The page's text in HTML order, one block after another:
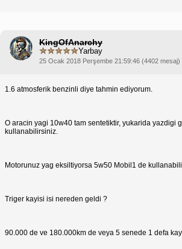
KingOfAnarchy
Yarbay
25 Ocak 2018 Perşembe 21:59:46 (4402 mesaj)
1.6 atmosferik benzinli diye tahmin ediyorum.
O aracin yagi 10w40 tam sentetiktir, yukarida yazdigi
kullanabilirsiniz.
Motorunuz yag eksiltiyorsa 5w50 Mobil1 de
Triger kayisi isi nereden geldi ?
90.000 de ve 180.000km de veya 5 senede 1 defa